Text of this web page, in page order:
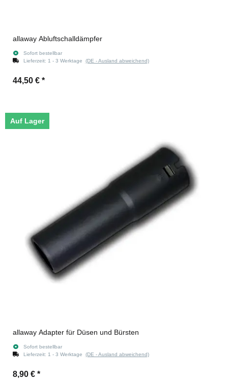
allaway Abluftschalldämpfer
Sofort bestellbar
Lieferzeit: 1 - 3 Werktage (DE - Ausland abweichend)
44,50 € *
Auf Lager
allaway Adapter für Düsen und Bürsten
Sofort bestellbar
Lieferzeit: 1 - 3 Werktage (DE - Ausland abweichend)
8,90 € *